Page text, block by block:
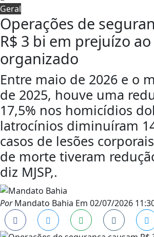
Geral
Operações de
R$ 3 bi em prejuízo
organizado
Entre maio de 2026 e o
de 2025, houve uma
17,5% nos homicídios
latrocínios diminuíram
casos de lesões
de morte tiveram
diz MJSP,.
PorMandato Bahia Em 02/07/2026